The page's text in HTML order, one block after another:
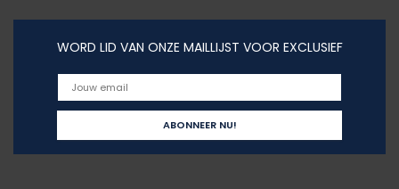
WORD LID VAN ONZE MAILLIJST VOOR EXCLUSIEF